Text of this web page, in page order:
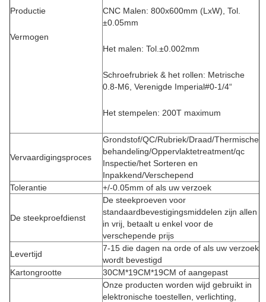
Productie
Vermogen
CNC Malen: 800x600mm (LxW), Tol.
±0.05mm
Het malen: Tol.±0.002mm
Schroefrubriek & het rollen: Metrische
0.8-M6, Verenigde Imperial#0-1/4“
Het stempelen: 200T maximum
Vervaardigingsproces
Grondstof/QC/Rubriek/Draad/Thermische
behandeling/Oppervlaktetreatment/qc
Inspectie/het Sorteren en
Inpakkend/Verschepend
Tolerantie
+/-0.05mm of als uw verzoek
De steekproefdienst
De steekproeven voor
standaardbevestigingsmiddelen zijn allen
in vrij, betaalt u enkel voor de
verschepende prijs
Levertijd
7-15 die dagen na orde of als uw verzoek
wordt bevestigd
Kartongrootte
30CM*19CM*19CM of aangepast
Onze producten worden wijd gebruikt in
elektronische toestellen, verlichting,